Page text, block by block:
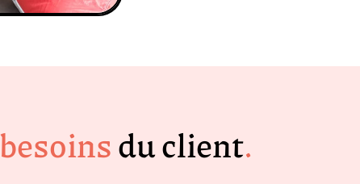
besoinsdu client.